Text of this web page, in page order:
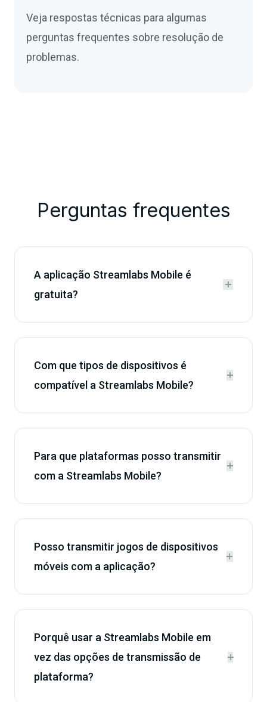
Veja respostas técnicas para algumas
perguntas frequentes sobre resolução de
problemas.
Perguntas frequentes
A aplicação Streamlabs Mobile é
gratuita?


Com que tipos de dispositivos é
compatível a Streamlabs Mobile?


Para que plataformas posso transmitir
com a Streamlabs Mobile?


Posso transmitir jogos de dispositivos
móveis com a aplicação?


Porquê usar a Streamlabs Mobile em
vez das opções de transmissão de
plataforma?

